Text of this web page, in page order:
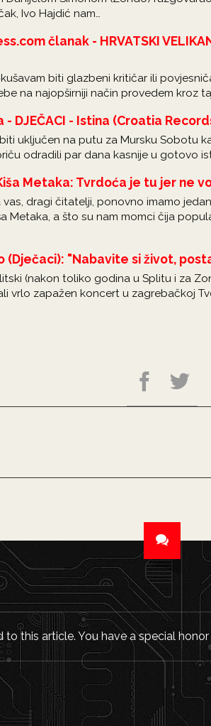
Ivo Hajdić nam…
članak - HRVATSKI
biti glazbeni kritičar ili
na najopširniji način provedem kroz
DJEČACI - Istina (Croatia
uključen na putu za Mursku Sobotu
odradili par dana kasnije u gotovo
Metaka: Tvrdoća je tu jer ne
dragi čitatelji, ponovno imamo
Metaka, a što su nam momci čija
(Dječaci): "Nabavite si život,
(nakon toliko godina u Splitu i za
vrlo zapažen koncert u zagrebačkoj
this article. You have a special